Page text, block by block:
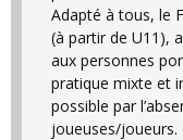
Adapté à tous, le
(à partir de U11),
aux personnes
pratique mixte et
possible par
joueuses/joueurs.